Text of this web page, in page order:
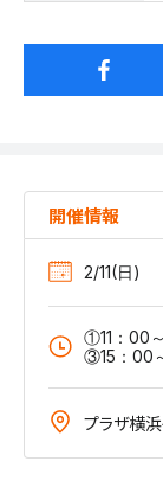
開催情報
2/11(日)
①11：00
③15：00
プラザ横